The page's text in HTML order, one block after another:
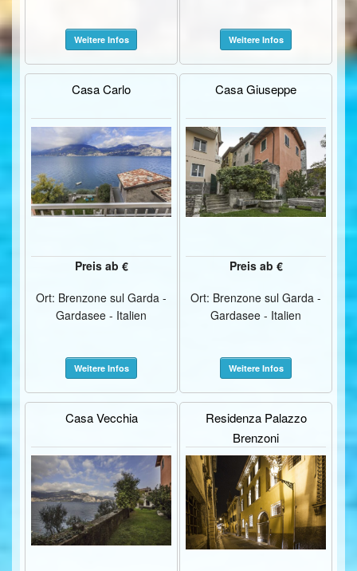
Weitere Infos Weitere Infos
Casa Carlo
Preis ab €
Ort: Brenzone sul Garda -
Gardasee - Italien
Weitere Infos
Casa Giuseppe
Preis ab €
Ort: Brenzone sul Garda -
Gardasee - Italien
Weitere Infos
Casa Vecchia
Residenza Palazzo
Brenzoni